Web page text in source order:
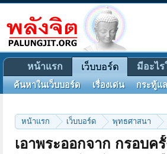
หน้าแรก เว็บบอร์ด พุทธศาสนา
เอาพระออกจาก กรอบค
หน้าแรก เว็บบอร์ด
ค้นหาในเว็บบอร์ด เรื่องเด่น กระทู้แ
มีอะไ